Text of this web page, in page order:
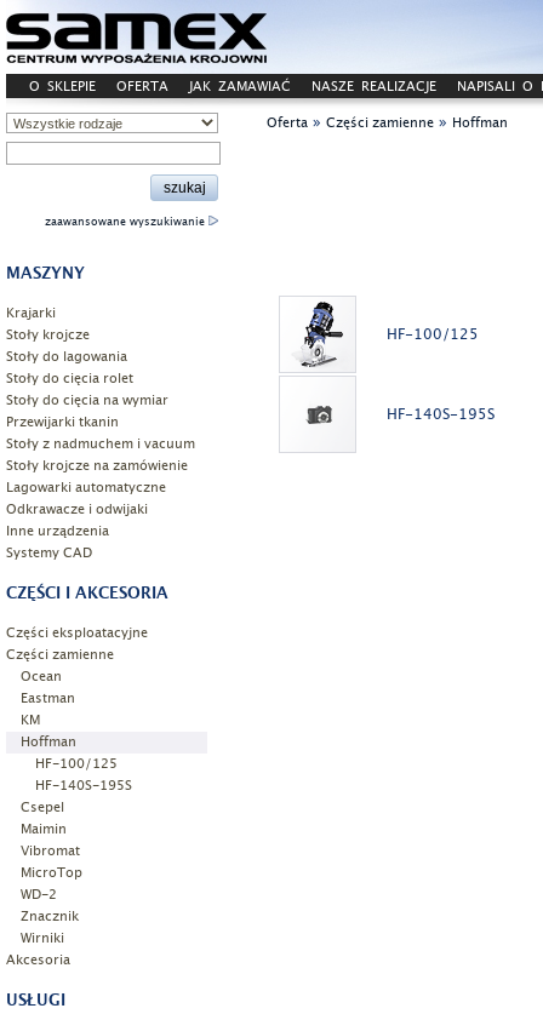
O SKLEPIE OFERTA JAK ZAMAWIAĆ NASZE REALIZACJE NAPISALI O
zaawansowane wyszukiwanie
MASZYNY
Krajarki
Stoły krojcze
Stoły do lagowania
Stoły do cięcia rolet
Stoły do cięcia na wymiar
Przewijarki tkanin
Stoły z nadmuchem i vacuum
Stoły krojcze na zamówienie
Lagowarki automatyczne
Odkrawacze i odwijaki
Inne urządzenia
Systemy CAD
CZĘŚCI I AKCESORIA
Części eksploatacyjne
Części zamienne
Ocean
Eastman
KM
Hoffman
HF-100/125
HF-140S-195S
Csepel
Maimin
Vibromat
MicroTop
WD-2
Znacznik
Wirniki
Akcesoria
USŁUGI
Oferta » Części zamienne » Hoffman
HF-100/125
HF-140S-195S